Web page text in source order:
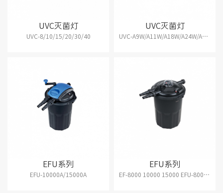
UVC灭菌灯
UVC-8/10/15/20/30/40
UVC灭菌灯
UVC-A9W/A11W/A18W/A24W/A36W
EFU系列
EFU-10000A/15000A
EFU系列
EF-8000 10000 15000 EFU-8000 10000 15000